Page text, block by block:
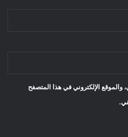
والموقع الإلكتروني في هذا المتصفح